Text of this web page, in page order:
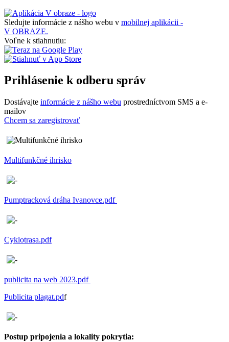
Sledujte informácie z nášho webu v mobilnej aplikácii -
V OBRAZE.
Voľne k stiahnutiu:
Prihlásenie k odberu správ
Dostávajte informácie z nášho webu prostredníctvom SMS a e-
mailov
Chcem sa zaregistrovať
Multifunkčné ihrisko
Pumptracková dráha Ivanovce.pdf
Cyklotrasa.pdf
publicita na web 2023.pdf
Publicita plagat.pdf
Postup pripojenia a lokality pokrytia: